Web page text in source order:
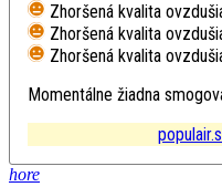
Zhoršená kvalita
Zhoršená kvalita
Zhoršená kvalita
Momentálne žiadna
hore